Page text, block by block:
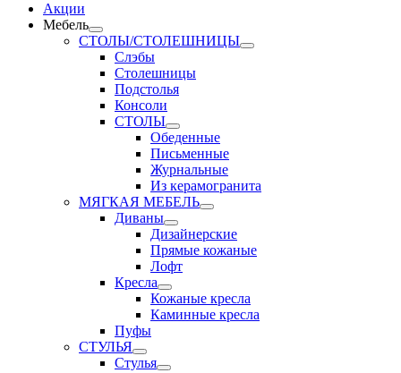
Акции
Мебель
СТОЛЫ/СТОЛЕШНИЦЫ
Слэбы
Столешницы
Подстолья
Консоли
СТОЛЫ
Обеденные
Письменные
Журнальные
Из керамогранита
МЯГКАЯ МЕБЕЛЬ
Диваны
Дизайнерские
Прямые кожаные
Лофт
Кресла
Кожаные кресла
Каминные кресла
Пуфы
СТУЛЬЯ
Стулья